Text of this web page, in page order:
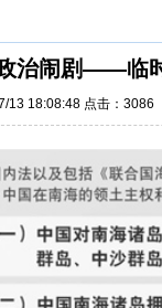
治闹剧——临
13 18:08:48 点击：3086